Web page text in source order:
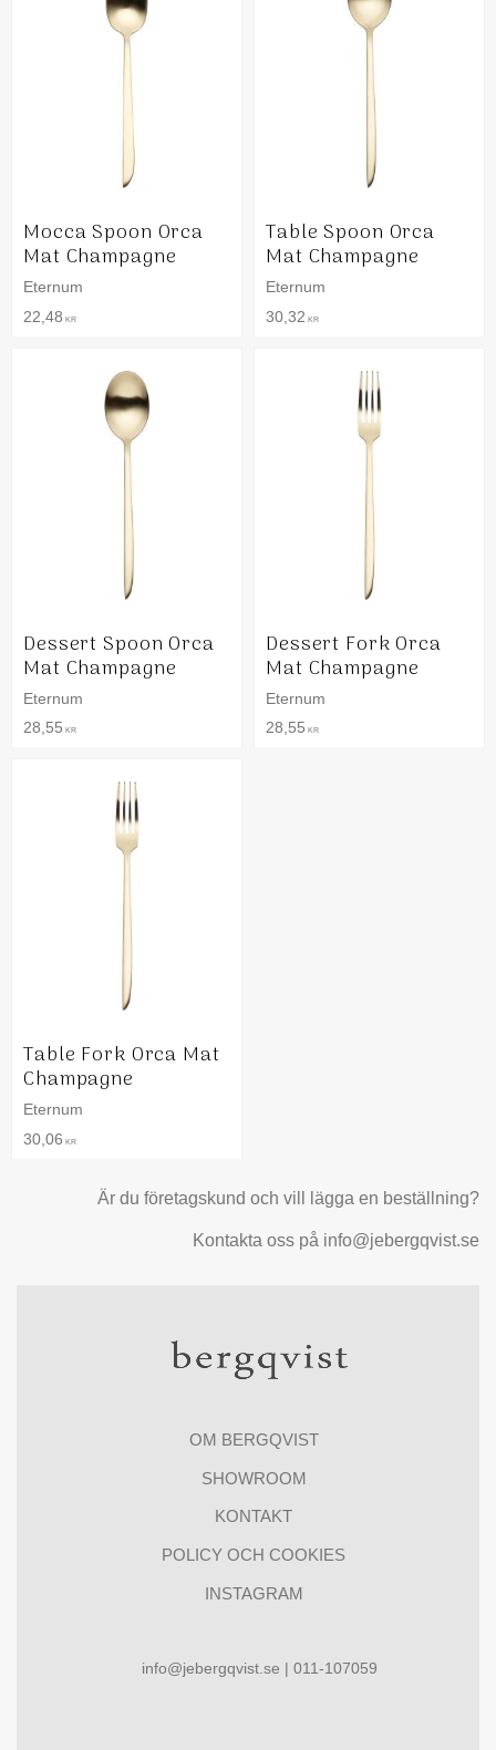
Mocca Spoon Orca
Mat Champagne
Eternum
22,48 KR
Table Spoon Orca
Mat Champagne
Eternum
30,32 KR
Dessert Spoon Orca
Mat Champagne
Eternum
28,55 KR
Dessert Fork Orca
Mat Champagne
Eternum
28,55 KR
Table Fork Orca Mat
Champagne
Eternum
30,06 KR
Är du företagskund och vill lägga en beställning?
Kontakta oss på info@jebergqvist.se
OM BERGQVIST
SHOWROOM
KONTAKT
POLICY OCH COOKIES
INSTAGRAM
info@jebergqvist.se | 011-107059